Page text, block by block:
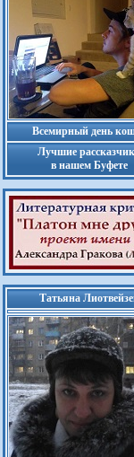
Всемирный день
Лучшие
в нашем Буфете
Татьяна